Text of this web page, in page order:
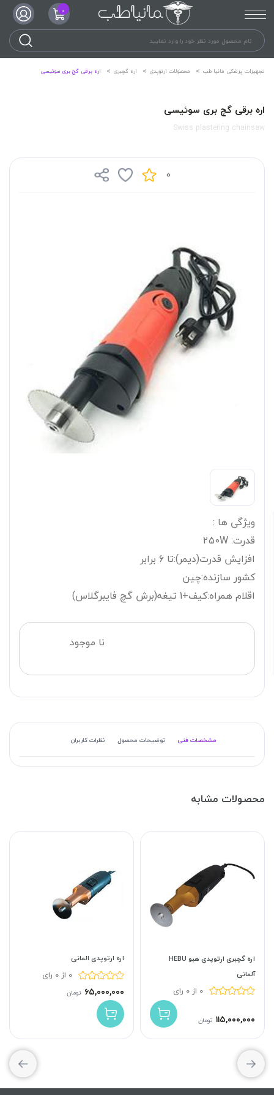
0
تجهیزات پزشکی مانیا طب محصولات ارتوپدی اره گچبری اره برقی گچ بری سوئیسی
اره برقی گچ بری سوئیسی
Swiss plastering chainsaw
0
ویژگی ها :
قدرت: 250W
افزایش قدرت(دیمر):تا 6 برابر
کشور سازنده:چین
اقلام همراه:کیف+1 تیغه(برش گچ فایبرگلاس)
نا موجود
مشخصات فنی توضیحات محصول نظرات کاربران
محصولات مشابه
اره گچبری ارتوپدی هبو HEBU
آلمانی
0 از 0 رای
۱۱۵,۰۰۰,۰۰۰ تومان
اره ارتوپدی المانی
0 از 0 رای
۶۵,۰۰۰,۰۰۰ تومان